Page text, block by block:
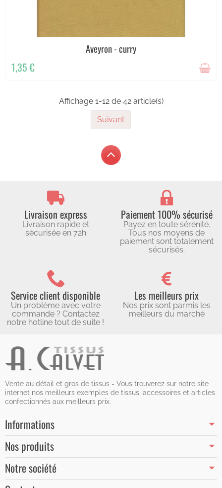
Aveyron - curry
1,35 €
Affichage 1-12 de 42 article(s)
Suivant
Livraison express
Livraison rapide et
sécurisée en 72h
Paiement 100% sécurisé
Payez en toute sérénité.
Tous nos moyens de
paiement sont totalement
sécurisés.
Service client disponible
Un problème avec votre
commande ? Contactez
notre hotline tout de suite !
Les meilleurs prix
Nos prix sont parmis les
meilleurs du marché
Vente au détail et gros de tissus - Vous trouverez sur notre site
internet nos meilleurs exemples de tissus, accessoires et articles
confectionnés aux meilleurs prix.
Informations
Nos produits
Notre société